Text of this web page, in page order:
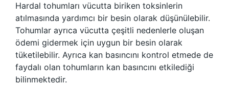
Hardal tohumları vücutta biriken toksinlerin
atılmasında yardımcı bir besin olarak düşünülebilir.
Tohumlar ayrıca vücutta çeşitli nedenlerle oluşan
ödemi gidermek için uygun bir besin olarak
tüketilebilir. Ayrıca kan basıncını kontrol etmede de
faydalı olan tohumların kan basıncını etkilediği
bilinmektedir.